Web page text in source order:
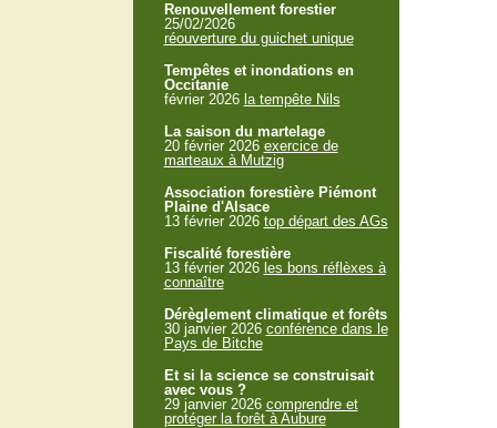
Renouvellement forestier
25/02/2026
réouverture du guichet unique
Tempêtes et inondations en
Occitanie
février 2026 la tempête Nils
La saison du martelage
20 février 2026 exercice de
marteaux à Mutzig
Association forestière Piémont
Plaine d'Alsace
13 février 2026 top départ des AGs
Fiscalité forestière
13 février 2026 les bons réflèxes à
connaître
Dérèglement climatique et forêts
30 janvier 2026 conférence dans le
Pays de Bitche
Et si la science se construisait
avec vous ?
29 janvier 2026 comprendre et
protéger la forêt à Aubure